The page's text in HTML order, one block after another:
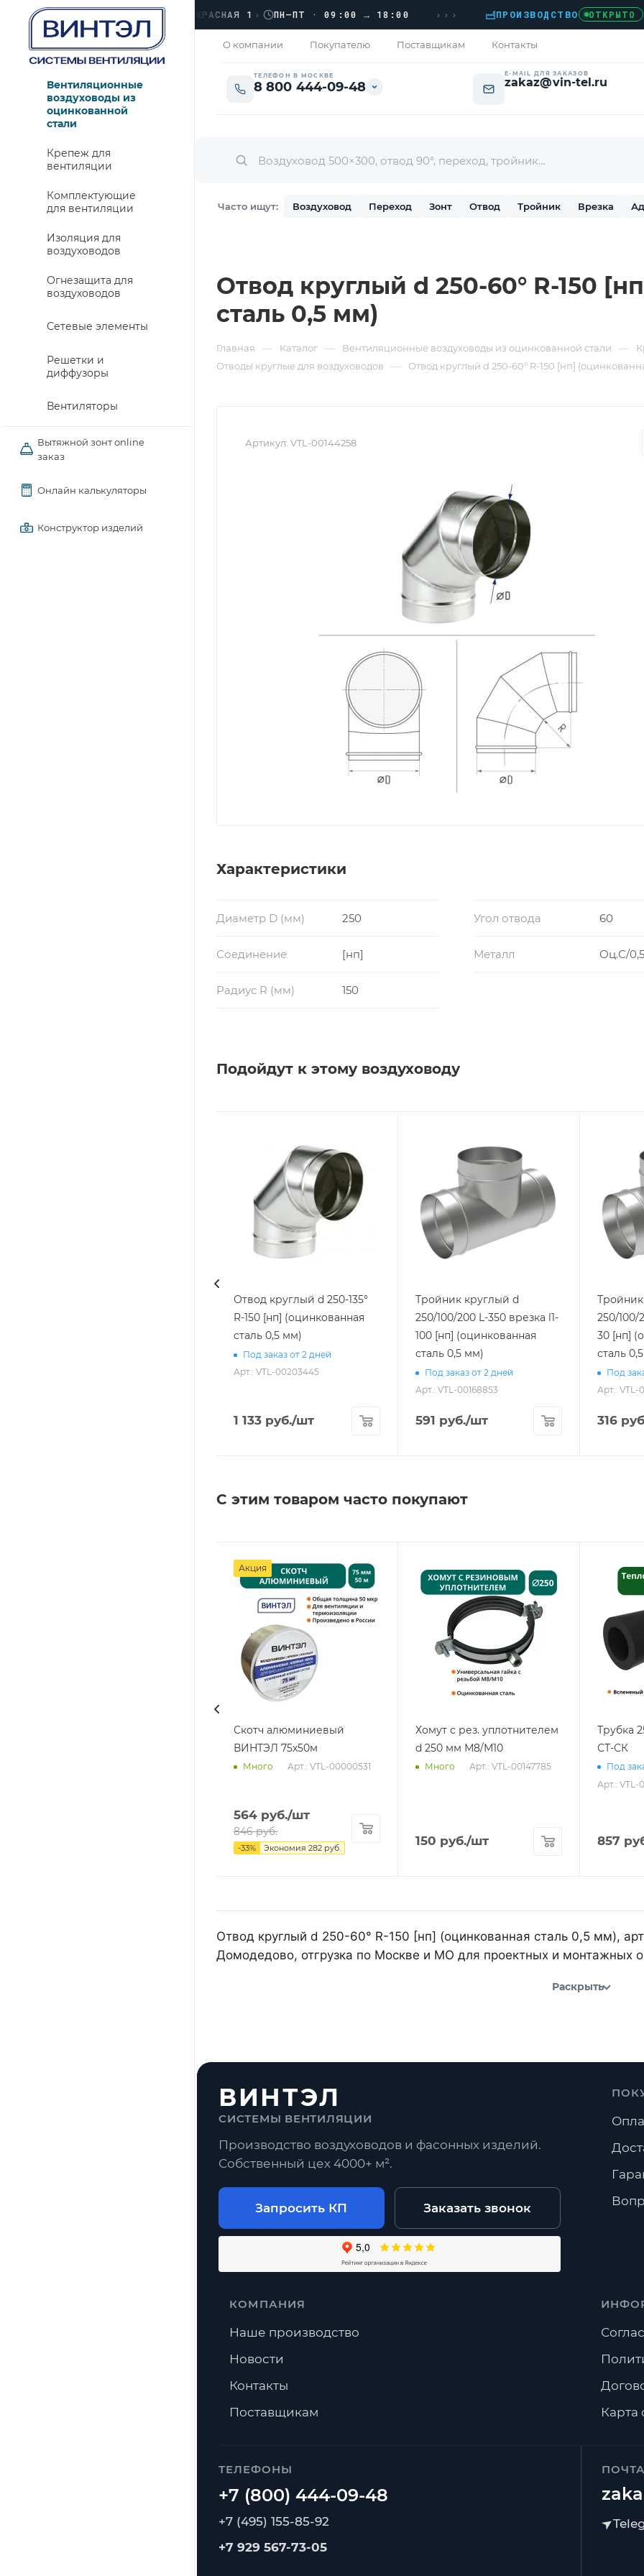
ЗАКРЫТО › ЛЮБЕРЦЫ, УЛ. КРАСНАЯ 1› ПН–ПТ · 09:00 → 18:00 ››› ПРОИЗВОДСТВО ОТКРЫТО ›
О компании Покупателю Поставщикам Контакты
ТЕЛЕФОН В МОСКВЕ
8 800 444-09-48
E-MAIL ДЛЯ ЗАКАЗОВ
zakaz@vin-tel.ru
Часто ищут: Воздуховод Переход Зонт Отвод Тройник Врезка
Вентиляционные
воздуховоды из
оцинкованной
стали
Крепеж для
вентиляции
Комплектующие
для вентиляции
Изоляция для
воздуховодов
Огнезащита для
воздуховодов
Сетевые элементы
Решетки и
диффузоры
Вентиляторы
Вытяжной зонт online
заказ
Онлайн калькуляторы
Конструктор изделий
Отвод круглый d 250-60° R-150
сталь 0,5 мм)
Главная — Каталог — Вентиляционные воздуховоды из оцинкованной стали —
Отводы круглые для воздуховодов
— Отвод круглый d 250-60° R-150 [нп]
Артикул: VTL-00144258
Характеристики
Диаметр D (мм) 250 Угол отвода 60
Соединение [нп] Металл Оц.С/
Радиус R (мм) 150
Подойдут к этому воздуховоду
Отвод круглый d 250-135°
R-150 [нп] (оцинкованная
сталь 0,5 мм)
Под заказ от 2 дней
Арт.: VTL-00203445
1 133 руб./шт
Тройник круглый d
250/100/200 L-350 врезка l1-
100 [нп] (оцинкованная
сталь 0,5 мм)
Под заказ от 2 дней
Арт.: VTL-00168853
591 руб./шт
250/100/
30 [нп]
сталь
Под
Арт.: VTL-
316
С этим товаром часто покупают
Акция
Скотч алюминиевый
ВИНТЭЛ 75х50м
Много Арт.: VTL-00000531
564 руб./шт
846руб.
-33% Экономия 282 руб.
Хомут с рез. уплотнителем
d 250 мм М8/М10
Много Арт.: VTL-00147785
150 руб./шт
Трубка
СТ-СК
Под
Арт.: VTL-
857
Отвод круглый d 250-60° R-150 [нп] (оцинкованная сталь 0,5 мм),
Домодедово, отгрузка по Москве и МО для проектных и монтажных
Раскрыть
ВИНТЭЛ
СИСТЕМЫ ВЕНТИЛЯЦИИ
Производство воздуховодов и фасонных изделий.
Собственный цех 4000+ м².
Запросить КП Заказать звонок
ТЕЛЕФОНЫ
+7 (495) 155-85-92
+7 929 567-73-05
КОМПАНИЯ
Наше производство
Новости
Контакты
Поставщикам
Карта